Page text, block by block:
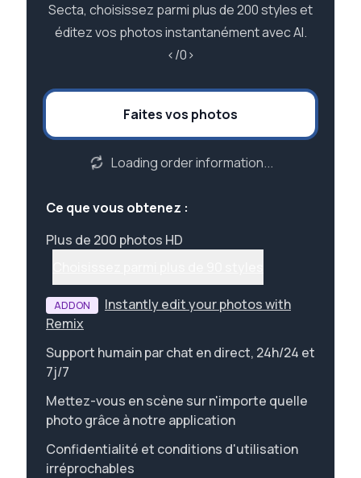
Secta, choisissez parmi plus de 200 styles et
éditez vos photos instantanément avec AI.
</0>
Faites vos photos
Loading order information...
Ce que vous obtenez :
Plus de 200 photos HD
ADDON
Instantly edit your photos with
Remix
Support humain par chat en direct, 24h/24 et
7j/7
Mettez-vous en scène sur n'importe quelle
photo grâce à notre application
Confidentialité et conditions d'utilisation
irréprochables